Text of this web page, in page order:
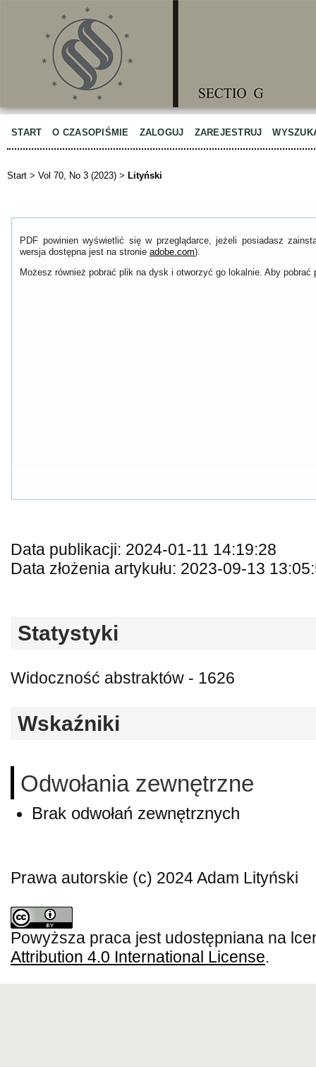
START O CZASOPIŚMIE ZALOGUJ ZAREJESTRUJ
Start > Vol 70, No 3 (2023) > Lityński
PDF powinien wyświetlić się w przeglądarce, jeżeli posiadasz
wersja dostępna jest na stronie adobe.com).
Możesz również pobrać plik na dysk i otworzyć go lokalnie. Aby
Data publikacji: 2024-01-11 14:19:28
Data złożenia artykułu: 2023-09-13
Statystyki
Widoczność abstraktów - 1626
Wskaźniki
Odwołania zewnętrzne
Brak odwołań zewnętrznych
Prawa autorskie (c) 2024 Adam Lityński
Powyższa praca jest udostępniana na
Attribution 4.0 International License.